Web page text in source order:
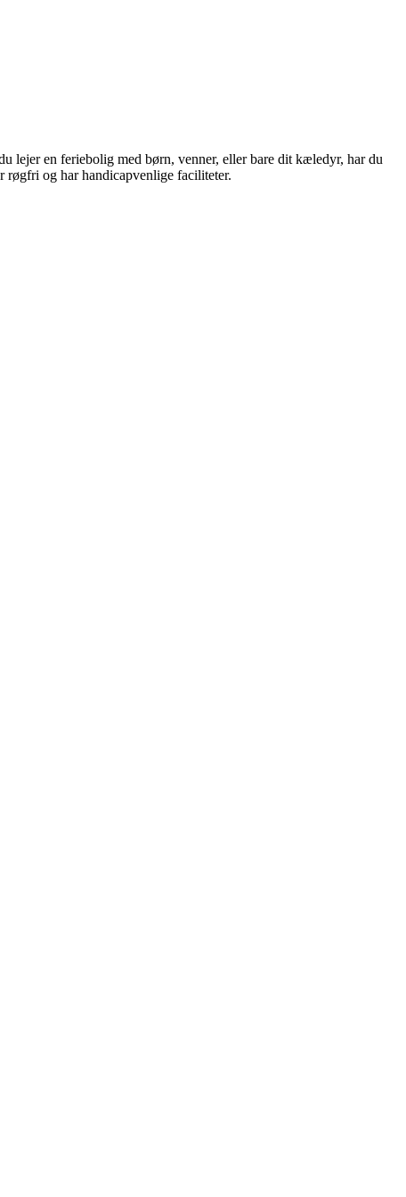
lejer en feriebolig med børn, venner, eller bare dit kæledyr, har du
røgfri og har handicapvenlige faciliteter.